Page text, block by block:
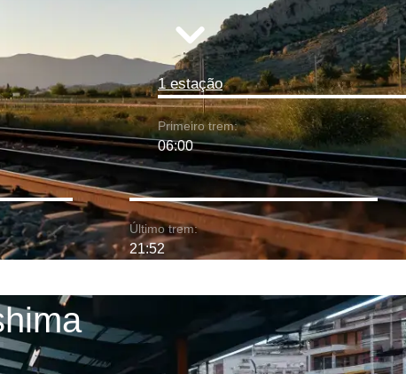
1 estação
Primeiro trem:
06:00
Último trem:
21:52